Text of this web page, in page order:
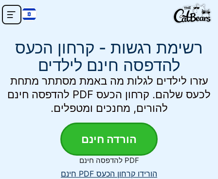
רשימת רגשות - קרחון הכעס
להדפסה חינם לילדים
עזרו לילדים לגלות מה באמת מסתתר מתחת
לכעס שלהם. קרחון הכעס PDF להדפסה חינם
להורים, מחנכים ומטפלים.
הורדה חינם
PDF להדפסה חינם
הורידו קרחון הכעס PDF חינם